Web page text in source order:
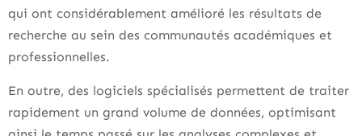
qui ont considérablement amélioré les résultats de
recherche au sein des communautés académiques et
professionnelles.
En outre, des logiciels spécialisés permettent de traiter
rapidement un grand volume de données, optimisant